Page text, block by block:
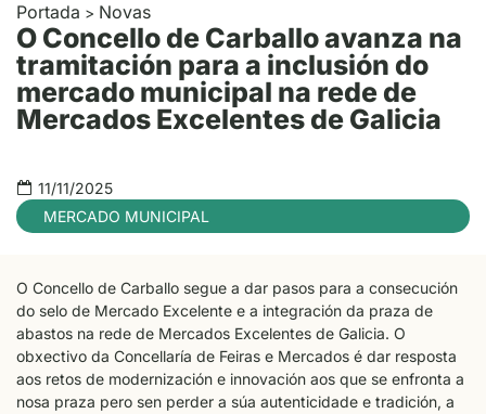
Portada > Novas
O Concello de Carballo avanza na
tramitación para a inclusión do
mercado municipal na rede de
Mercados Excelentes de Galicia
11/11/2025
MERCADO MUNICIPAL
O Concello de Carballo segue a dar pasos para a consecución
do selo de Mercado Excelente e a integración da praza de
abastos na rede de Mercados Excelentes de Galicia. O
obxectivo da Concellaría de Feiras e Mercados é dar resposta
aos retos de modernización e innovación aos que se enfronta a
nosa praza pero sen perder a súa autenticidade e tradición, a